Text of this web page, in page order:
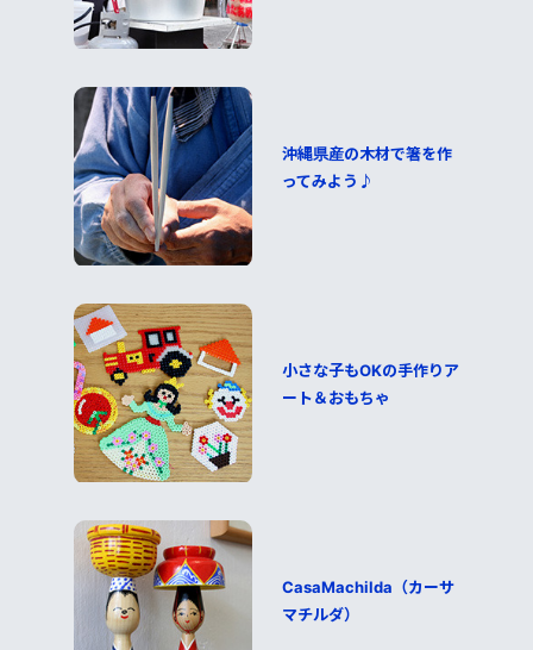
沖縄県産の木材で箸を作
ってみよう♪
小さな子もOKの手作りア
ート＆おもちゃ
CasaMachilda（カーサ
マチルダ）